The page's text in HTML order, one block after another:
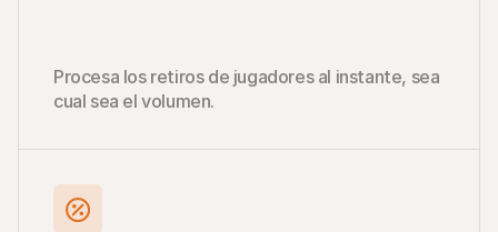
Procesa los retiros de jugadores al instante, sea
cual sea el volumen.